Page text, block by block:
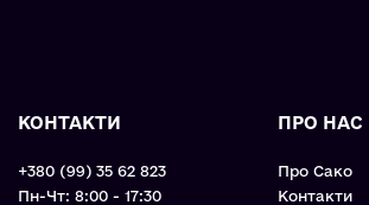
КОНТАКТИ
+380 (99) 35 62 823
Пн-Чт: 8:00 - 17:30
ПРО НАС
Про Сако
Контакти